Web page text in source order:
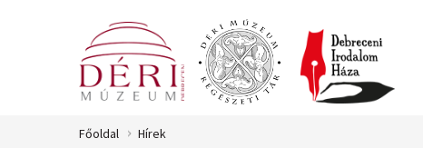
Főoldal Hírek